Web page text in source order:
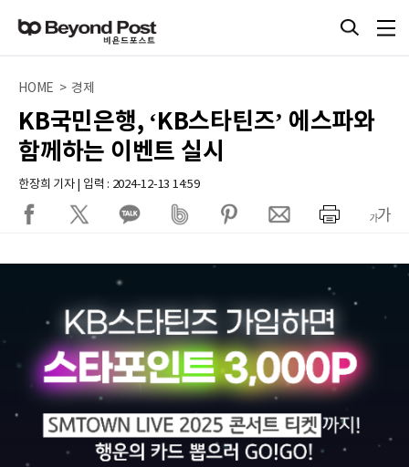
HOME > 경제
KB국민은행, ‘KB스타틴즈’ 에스파와
함께하는 이벤트 실시
한장희 기자 | 입력 : 2024-12-13 14:59